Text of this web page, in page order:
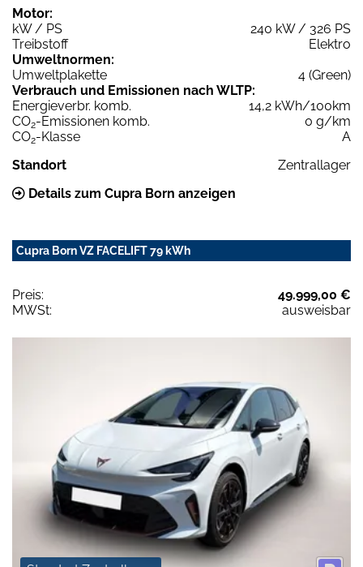
Motor:
kW / PS
240 kW / 326 PS
Treibstoff
Elektro
Umweltnormen:
Umweltplakette
4 (Green)
Verbrauch und Emissionen nach WLTP:
Energieverbr. komb.
14,2 kWh/100km
CO2-Emissionen komb.
0 g/km
CO2-Klasse
A
Standort
Zentrallager
Details zum Cupra Born anzeigen
Cupra Born VZ FACELIFT 79 kWh
Preis:
49.999,00 €
MWSt:
ausweisbar